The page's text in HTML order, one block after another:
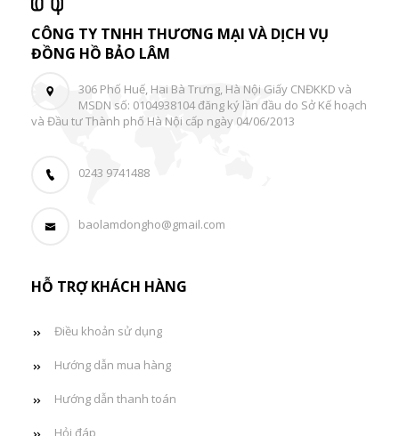
CÔNG TY TNHH THƯƠNG MẠI VÀ DỊCH VỤ
ĐỒNG HỒ BẢO LÂM
306 Phố Huế, Hai Bà Trưng, Hà Nội Giấy CNĐKKD và
MSDN số: 0104938104 đăng ký lần đầu do Sở Kế hoạch
và Đầu tư Thành phố Hà Nội cấp ngày 04/06/2013
0243 9741488
baolamdongho@gmail.com
HỖ TRỢ KHÁCH HÀNG
Điều khoản sử dụng
Hướng dẫn mua hàng
Hướng dẫn thanh toán
Hỏi đáp